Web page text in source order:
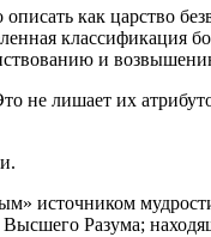
как царство
классификация
и
не лишает их
источником
Разума;